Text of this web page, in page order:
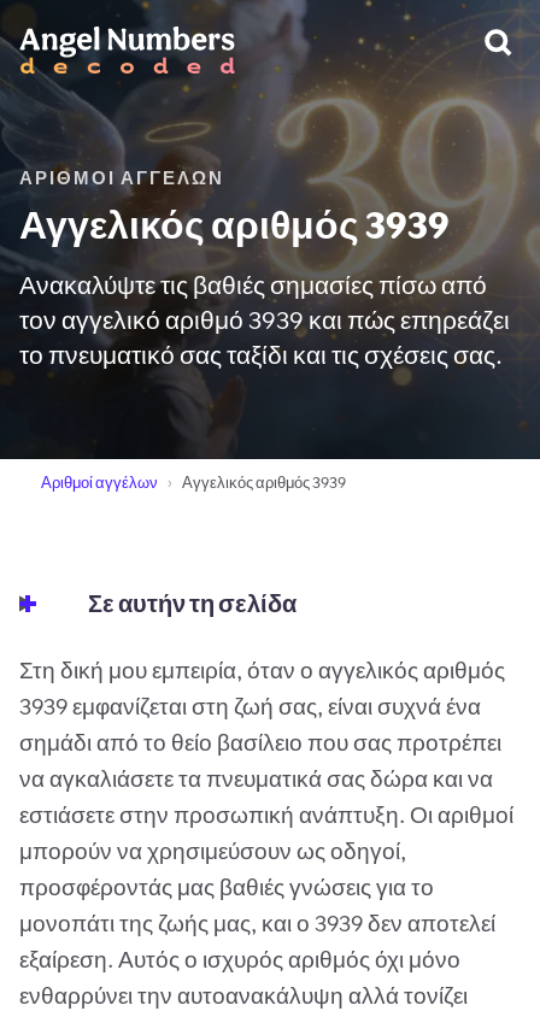
ΑΡΙΘΜΟΊ ΑΓΓΈΛΩΝ
Αγγελικός αριθμός 3939
Ανακαλύψτε τις βαθιές σημασίες πίσω από
τον αγγελικό αριθμό 3939 και πώς επηρεάζει
το πνευματικό σας ταξίδι και τις σχέσεις σας.
Αριθμοί αγγέλων Αγγελικός αριθμός 3939
Σε αυτήν τη σελίδα
Στη δική μου εμπειρία, όταν ο αγγελικός αριθμός
3939 εμφανίζεται στη ζωή σας, είναι συχνά ένα
σημάδι από το θείο βασίλειο που σας προτρέπει
να αγκαλιάσετε τα πνευματικά σας δώρα και να
εστιάσετε στην προσωπική ανάπτυξη. Οι αριθμοί
μπορούν να χρησιμεύσουν ως οδηγοί,
προσφέροντάς μας βαθιές γνώσεις για το
μονοπάτι της ζωής μας, και ο 3939 δεν αποτελεί
εξαίρεση. Αυτός ο ισχυρός αριθμός όχι μόνο
ενθαρρύνει την αυτοανακάλυψη αλλά τονίζει
ΠΡΟΕΙΔΟΠΟΊΗΣΗ: